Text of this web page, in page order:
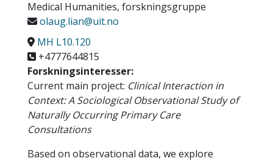
Medical Humanities, forskningsgruppe
olaug.lian@uit.no
MH L10.120
+4777644815
Forskningsinteresser:
Current main project: Clinical Interaction in
Context: A Sociological Observational Study of
Naturally Occurring Primary Care
Consultations
Based on observational data, we explore